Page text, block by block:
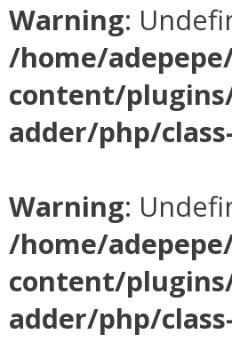
Warning:
/home/
content/
adder/php/
Warning:
/home/
content/
adder/php/